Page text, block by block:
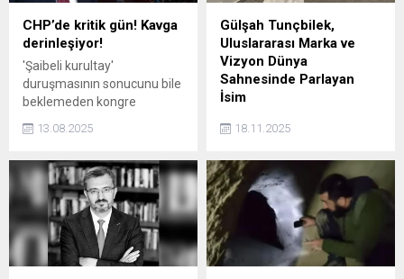
CHP’de kritik gün! Kavga
derinleşiyor!
'Şaibeli kurultay'
duruşmasının sonucunu bile
beklemeden kongre
içi muhalefetten sert tepki
delege seçimleri bugünden
itibaren başlıyor. Kongrelerin
gergin geçmesi bekleniyor.
13.08.2025
Gülşah Tunçbilek,
Uluslararası Marka ve
Vizyon Dünya
Sahnesinde Parlayan
İsim
yüksek standartlı hizmet
Tunçbilek, kendi markası
Gülşah Tunçbilek Beauty
Studio ile İstanbul ve
Kıbrıs’ta açtığı şubelerde
kısa sürede büyük bir başarı
yakaladı.
18.11.2025